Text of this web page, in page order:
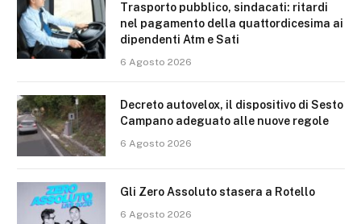
Trasporto pubblico, sindacati: ritardi
nel pagamento della quattordicesima ai
dipendenti Atm e Sati
6 Agosto 2026
Decreto autovelox, il dispositivo di Sesto
Campano adeguato alle nuove regole
6 Agosto 2026
Gli Zero Assoluto stasera a Rotello
6 Agosto 2026